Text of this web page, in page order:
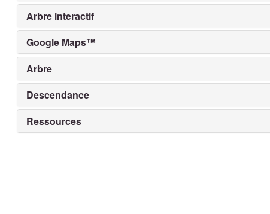
Arbre interactif
Google Maps™
Arbre
Descendance
Ressources